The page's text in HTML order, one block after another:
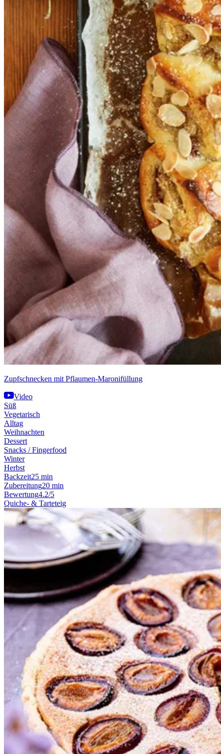
Zupfschnecken mit Pflaumen-Maronifüllung
Video
Süß
Vegetarisch
Alltag
Weihnachten
Dessert
Snacks / Fingerfood
Winter
Herbst
Backzeit25 min
Zubereitung20 min
Bewertung4.2/5
Quiche- & Tarteteig